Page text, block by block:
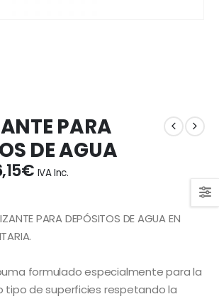
PARA
DE AGUA
€Rango
desde
66,15€
IVA Inc.
PARA DEPÓSITOS DE AGUA EN
formulado especialmente para la
tipo de superficies respetando la